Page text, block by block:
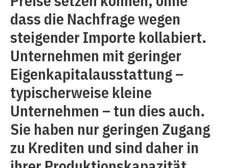
dass die Nachfrage wegen
steigender Importe kollabiert.
Unternehmen mit geringer
Eigenkapitalausstattung –
typischerweise kleine
Unternehmen – tun dies auch.
Sie haben nur geringen Zugang
zu Krediten und sind daher in